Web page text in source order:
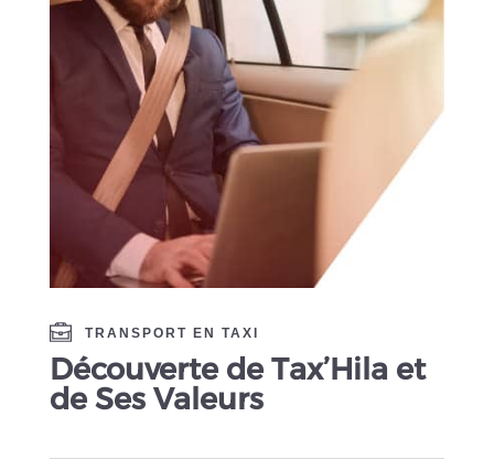
TRANSPORT EN TAXI
Découverte de Tax’Hila et
de Ses Valeurs